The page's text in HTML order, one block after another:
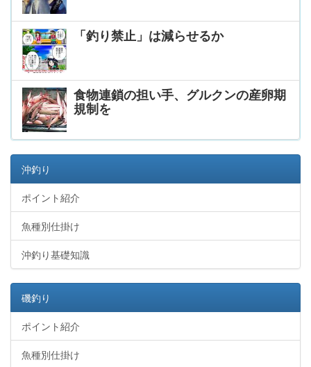
「釣り禁止」は減らせるか
食物連鎖の担い手、グルクンの産卵期
規制を
沖釣り
ポイント紹介
魚種別仕掛け
沖釣り基礎知識
磯釣り
ポイント紹介
魚種別仕掛け